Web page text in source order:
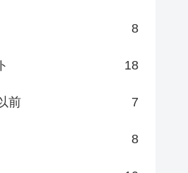
8
18
前 7
8